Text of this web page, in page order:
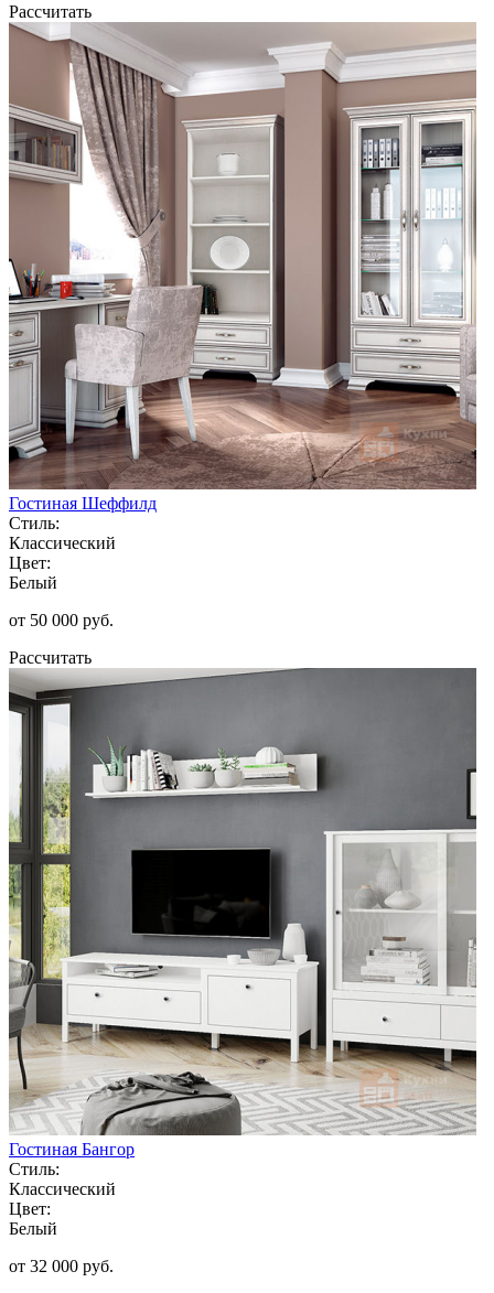
Рассчитать
Гостиная Шеффилд
Стиль:
Классический
Цвет:
Белый
от 50 000 руб.
Рассчитать
Гостиная Бангор
Стиль:
Классический
Цвет:
Белый
от 32 000 руб.